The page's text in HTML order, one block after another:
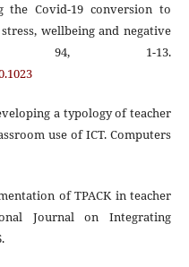
the Covid-19 conversion to
wellbeing and negative
94, 1-13.
a typology of teacher
use of ICT. Computers
of TPACK in teacher
Journal on Integrating